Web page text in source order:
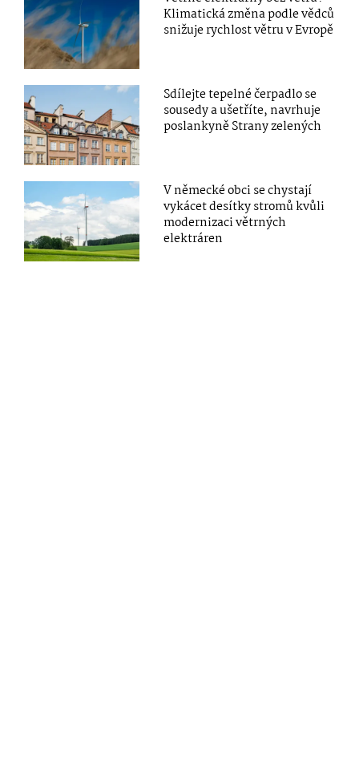
Klimatická změna podle vědců
snižuje rychlost větru v Evropě
Sdílejte tepelné čerpadlo se
sousedy a ušetříte, navrhuje
poslankyně Strany zelených
V německé obci se chystají
vykácet desítky stromů kvůli
modernizaci větrných
elektráren